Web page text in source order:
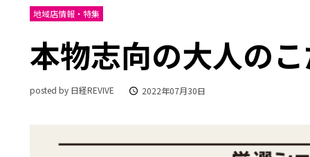
地域店情報・特集
本物志向の大人の
posted by 日経REVIVE 2022年07月30日